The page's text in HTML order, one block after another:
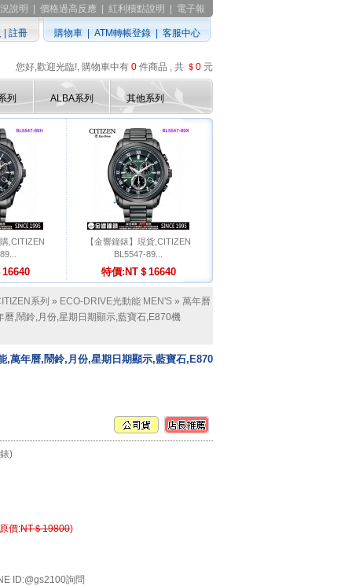
說明 價格過高反應 紅利積點說明
電子報
註冊 購物車 ATM轉帳登錄 客服中心
您好,歡迎光臨!, 購物車中有 0 件商品 , 共 ＄0 元
列 ALBA系列 其他系列
,CITIZEN
【金響鐘錶】現貨,CITIZEN
BL5547-89...
特價:NT＄16640
系列 » ECO-DRIVE光動能 MEN'S » 萬年曆
,鬧鈴,月份,星期日期顯示,藍寶石,E870機
,萬年曆,鬧鈴,月份,星期日期顯示,藍寶石,E870
)
價:NT＄19800)
ID:@gs2100詢問